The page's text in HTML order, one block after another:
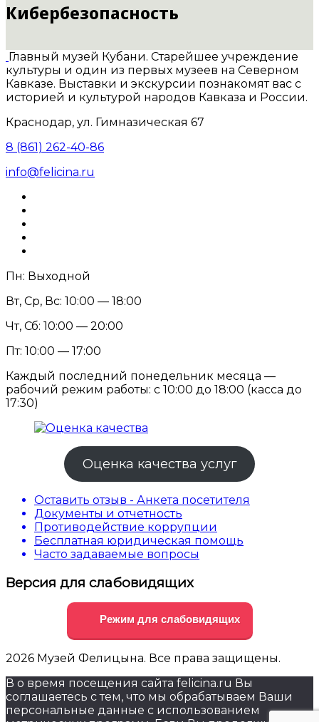
Кибербезопасность
Главный музей Кубани. Старейшее учреждение
культуры и один из первых музеев на Северном
Кавказе. Выставки и экскурсии познакомят вас с
историей и культурой народов Кавказа и России.
Краснодар, ул. Гимназическая 67
8 (861) 262-40-86
info@felicina.ru
Пн: Выходной
Вт, Ср, Вс: 10:00 — 18:00
Чт, Сб: 10:00 — 20:00
Пт: 10:00 — 17:00
Каждый последний понедельник месяца —
рабочий режим работы: с 10:00 до 18:00 (касса до
17:30)
Оценка качества услуг
Оставить отзыв - Анкета посетителя
Документы и отчетность
Противодействие коррупции
Бесплатная юридическая помощь
Часто задаваемые вопросы
Версия для слабовидящих
Режим для слабовидящих
2026 Музей Фелицына. Все права защищены.
В о время посещения сайта felicina.ru Вы
соглашаетесь с тем, что мы обрабатываем Ваши
персональные данные с использованием